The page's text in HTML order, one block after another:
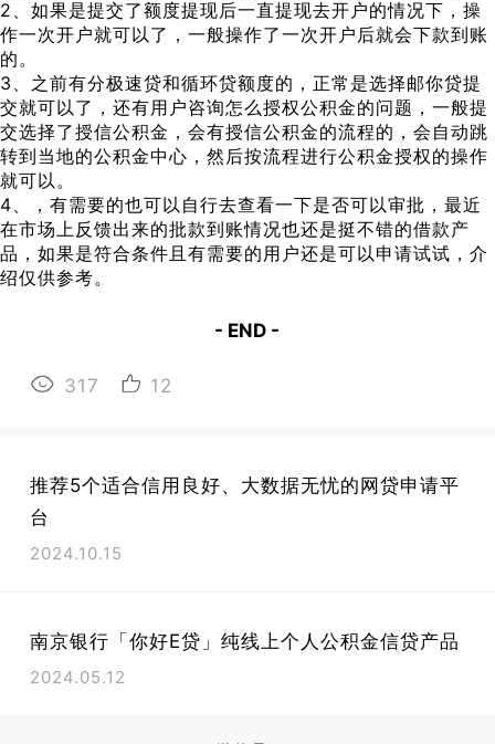
2、如果是提交了额度提现后一直提现去开户的情况下，操
作一次开户就可以了，一般操作了一次开户后就会下款到账
的。
3、之前有分极速贷和循环贷额度的，正常是选择邮你贷提
交就可以了，还有用户咨询怎么授权公积金的问题，一般提
交选择了授信公积金，会有授信公积金的流程的，会自动跳
转到当地的公积金中心，然后按流程进行公积金授权的操作
就可以。
4、，有需要的也可以自行去查看一下是否可以审批，最近
在市场上反馈出来的批款到账情况也还是挺不错的借款产
品，如果是符合条件且有需要的用户还是可以申请试试，介
绍仅供参考。
- END -
317 12
推荐5个适合信用良好、大数据无忧的网贷申请平
台
2024.10.15
南京银行「你好E贷」纯线上个人公积金信贷产品
2024.05.12